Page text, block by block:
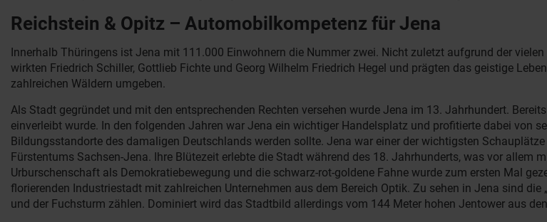
Reichstein & Opitz – Automobilkompetenz für Jena
Innerhalb Thüringens ist Jena mit 111.000 Einwohnern die Nummer zwei. Nicht zuletzt aufgrund der
wirkten Friedrich Schiller, Gottlieb Fichte und Georg Wilhelm Friedrich Hegel und prägten das geistige
zahlreichen Wäldern umgeben.
Als Stadt gegründet und mit den entsprechenden Rechten versehen wurde Jena im 13. Jahrhundert.
einverleibt wurde. In den folgenden Jahren war Jena ein wichtiger Handelsplatz und profitierte dabei von
Bildungsstandorte des damaligen Deutschlands werden sollte. Jena war einer der wichtigsten
Fürstentums Sachsen-Jena. Ihre Blütezeit erlebte die Stadt während des 18. Jahrhunderts, was vor
Urburschenschaft als Demokratiebewegung und die schwarz-rot-goldene Fahne wurde zum ersten Mal
florierenden Industriestadt mit zahlreichen Unternehmen aus dem Bereich Optik. Zu sehen in Jena sind die
und der Fuchsturm zählen. Dominiert wird das Stadtbild allerdings vom 144 Meter hohen Jentower aus